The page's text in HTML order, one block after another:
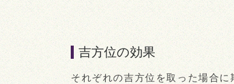
吉方位の効果
それぞれの吉方位を取った場合